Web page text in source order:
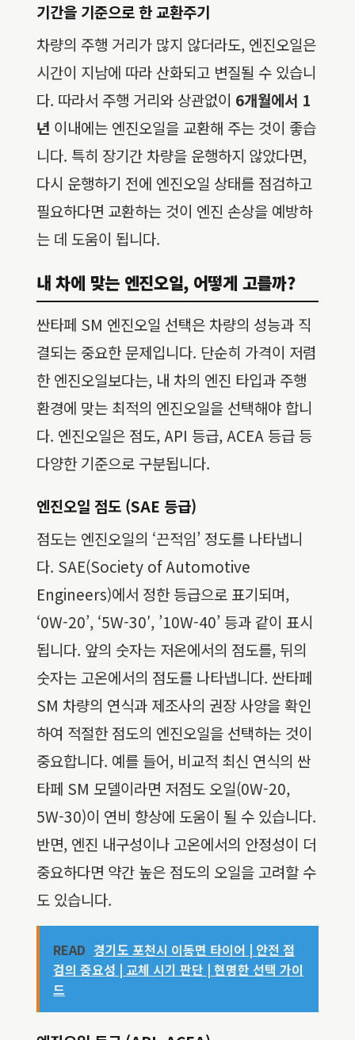
기간을 기준으로 한 교환주기
차량의 주행 거리가 많지 않더라도, 엔진오일은
시간이 지남에 따라 산화되고 변질될 수 있습니
다. 따라서 주행 거리와 상관없이 6개월에서 1
년 이내에는 엔진오일을 교환해 주는 것이 좋습
니다. 특히 장기간 차량을 운행하지 않았다면,
다시 운행하기 전에 엔진오일 상태를 점검하고
필요하다면 교환하는 것이 엔진 손상을 예방하
는 데 도움이 됩니다.
내 차에 맞는 엔진오일, 어떻게 고를까?
싼타페 SM 엔진오일 선택은 차량의 성능과 직
결되는 중요한 문제입니다. 단순히 가격이 저렴
한 엔진오일보다는, 내 차의 엔진 타입과 주행
환경에 맞는 최적의 엔진오일을 선택해야 합니
다. 엔진오일은 점도, API 등급, ACEA 등급 등
다양한 기준으로 구분됩니다.
엔진오일 점도 (SAE 등급)
점도는 엔진오일의 ‘끈적임’ 정도를 나타냅니
다. SAE(Society of Automotive
Engineers)에서 정한 등급으로 표기되며,
‘0W-20’, ‘5W-30′, ’10W-40’ 등과 같이 표시
됩니다. 앞의 숫자는 저온에서의 점도를, 뒤의
숫자는 고온에서의 점도를 나타냅니다. 싼타페
SM 차량의 연식과 제조사의 권장 사양을 확인
하여 적절한 점도의 엔진오일을 선택하는 것이
중요합니다. 예를 들어, 비교적 최신 연식의 싼
타페 SM 모델이라면 저점도 오일(0W-20,
5W-30)이 연비 향상에 도움이 될 수 있습니다.
반면, 엔진 내구성이나 고온에서의 안정성이 더
중요하다면 약간 높은 점도의 오일을 고려할 수
도 있습니다.
READ 경기도 포천시 이동면 타이어 | 안전 점
검의 중요성 | 교체 시기 판단 | 현명한 선택 가이
드